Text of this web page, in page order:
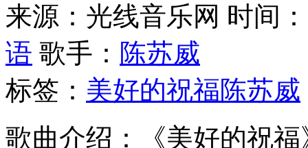
来源：光线音乐网 时间
语 歌手： 陈苏威
标签： 美好的祝福陈苏威
歌曲介绍：《美好的祝